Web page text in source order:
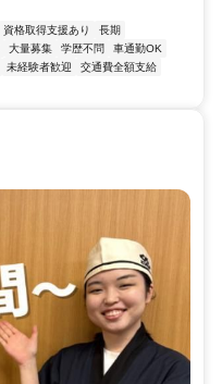
資格取得支援あり
長期
大量募集 学歴不問
車通勤OK
未経験者歓迎
交通費全額支給